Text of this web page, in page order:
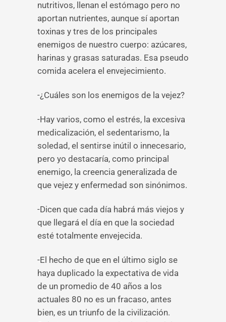
nutritivos, llenan el estómago pero no
aportan nutrientes, aunque sí aportan
toxinas y tres de los principales
enemigos de nuestro cuerpo: azúcares,
harinas y grasas saturadas. Esa pseudo
comida acelera el envejecimiento.
-¿Cuáles son los enemigos de la vejez?
-Hay varios, como el estrés, la excesiva
medicalización, el sedentarismo, la
soledad, el sentirse inútil o innecesario,
pero yo destacaría, como principal
enemigo, la creencia generalizada de
que vejez y enfermedad son sinónimos.
-Dicen que cada día habrá más viejos y
que llegará el día en que la sociedad
esté totalmente envejecida.
-El hecho de que en el último siglo se
haya duplicado la expectativa de vida
de un promedio de 40 años a los
actuales 80 no es un fracaso, antes
bien, es un triunfo de la civilización.